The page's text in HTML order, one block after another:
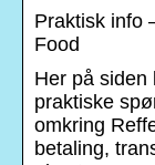
Praktisk info
Food
Her på siden
praktiske
omkring
betaling,